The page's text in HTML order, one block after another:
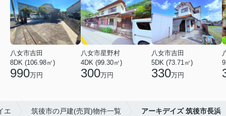
八女市吉田
8DK (106.98㎡)
990万円
八女市星野村
4DK (99.30㎡)
300万円
八女市吉田
5DK (73.71㎡)
330万円
エ 筑後市の戸建(売買)物件一覧 アーキデイズ 筑後市長浜